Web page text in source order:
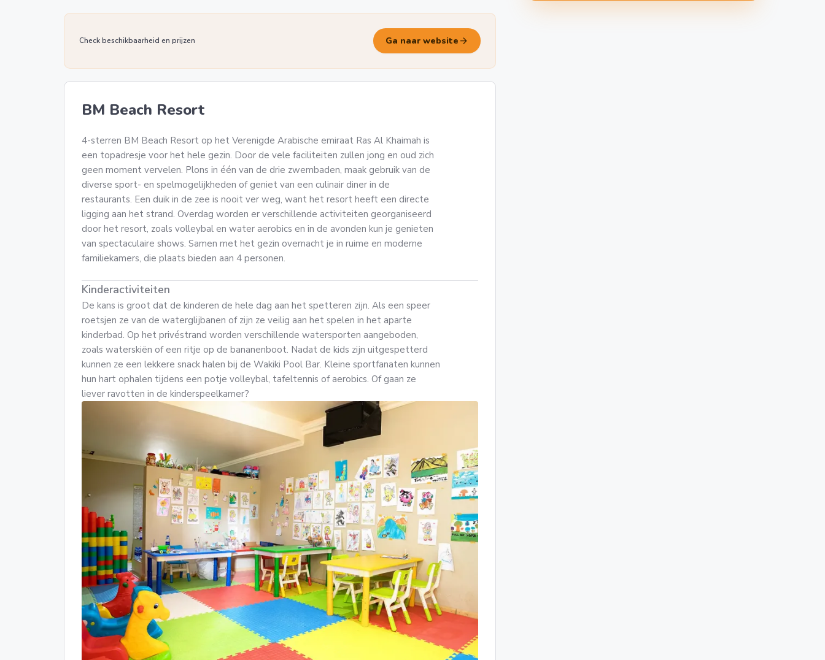
Check beschikbaarheid en prijzen Ga naar website arrow_forward
BM Beach Resort
4-sterren BM Beach Resort op het Verenigde Arabische emiraat Ras Al Khaimah is
een topadresje voor het hele gezin. Door de vele faciliteiten zullen jong en oud zich
geen moment vervelen. Plons in één van de drie zwembaden, maak gebruik van de
diverse sport- en spelmogelijkheden of geniet van een culinair diner in de
restaurants. Een duik in de zee is nooit ver weg, want het resort heeft een directe
ligging aan het strand. Overdag worden er verschillende activiteiten georganiseerd
door het resort, zoals volleybal en water aerobics en in de avonden kun je genieten
van spectaculaire shows. Samen met het gezin overnacht je in ruime en moderne
familiekamers, die plaats bieden aan 4 personen.
Kinderactiviteiten
De kans is groot dat de kinderen de hele dag aan het spetteren zijn. Als een speer
roetsjen ze van de waterglijbanen of zijn ze veilig aan het spelen in het aparte
kinderbad. Op het privéstrand worden verschillende watersporten aangeboden,
zoals waterskiën of een ritje op de bananenboot. Nadat de kids zijn uitgespetterd
kunnen ze een lekkere snack halen bij de Wakiki Pool Bar. Kleine sportfanaten kunnen
hun hart ophalen tijdens een potje volleybal, tafeltennis of aerobics. Of gaan ze
liever ravotten in de kinderspeelkamer?